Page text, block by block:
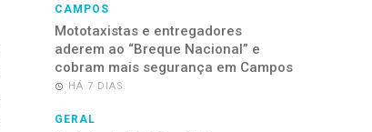
CAMPOS
Mototaxistas e entregadores
aderem ao “Breque Nacional” e
cobram mais segurança em Campos
HÁ 7 DIAS
GERAL